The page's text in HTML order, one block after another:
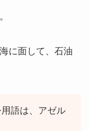
に面して、石油
語は、アゼル